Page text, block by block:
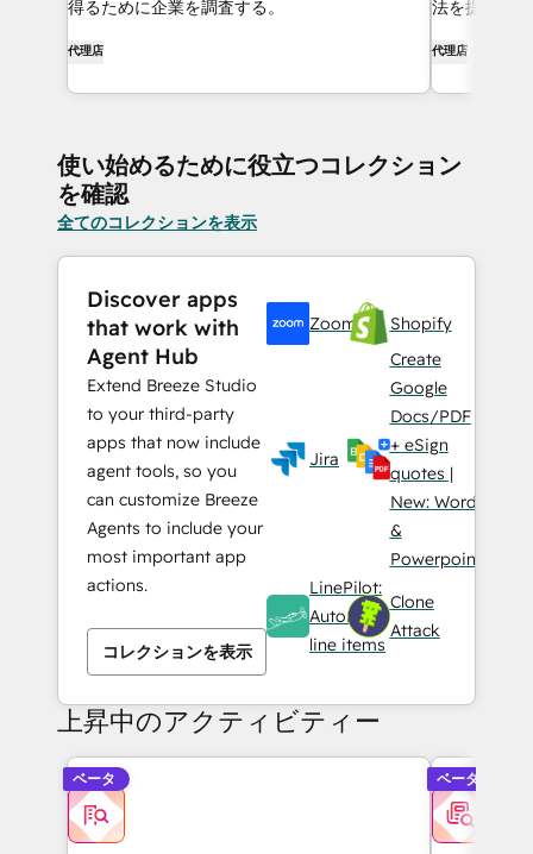
得るために企業を調査する。
代理店
法を提案す
代理店
使い始めるために役立つコレクション
を確認
全てのコレクションを表示
Discover apps
that work with
Agent Hub
Extend Breeze Studio
to your third-party
apps that now include
agent tools, so you
can customize Breeze
Agents to include your
most important app
actions.
コレクションを表示
Zoom Shopify
Jira
Create
Google
Docs/PDF
+ eSign
quotes |
New: Word
&
Powerpoint
LinePilot:
Automate
line items
Clone
Attack
上昇中のアクティビティー
ベータ ベータ